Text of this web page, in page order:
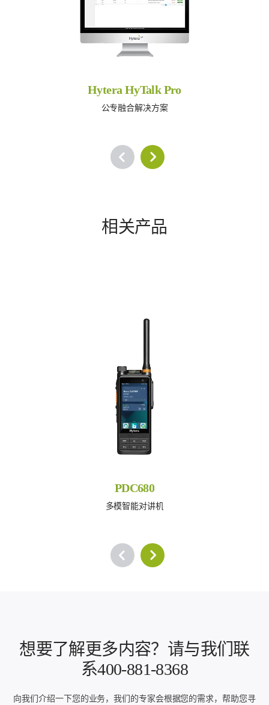
Hytera HyTalk Pro
公专融合解决方案
相关产品
PDC680
多模智能对讲机
想要了解更多内容？请与我们联
系400-881-8368
向我们介绍一下您的业务，我们的专家会根据您的需求，帮助您寻